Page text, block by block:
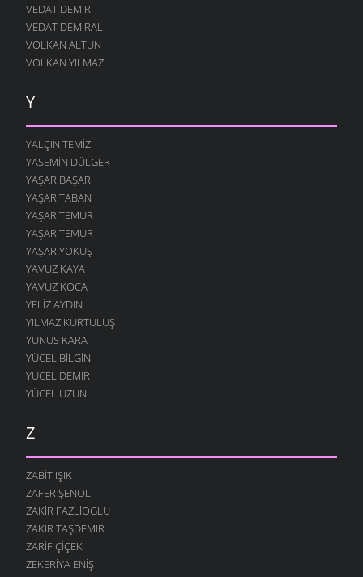
VEDAT DEMIR
VEDAT DEMIRAL
VOLKAN ALTUN
VOLKAN YILMAZ
Y
YALÇIN TEMIZ
YASEMIN DÜLGER
YAŞAR BAŞAR
YAŞAR TABAN
YAŞAR TEMUR
YAŞAR TEMUR
YAŞAR YOKUŞ
YAVUZ KAYA
YAVUZ KOCA
YELIZ AYDIN
YILMAZ KURTULUŞ
YUNUS KARA
YÜCEL BILGIN
YÜCEL DEMIR
YÜCEL UZUN
Z
ZABIT IŞIK
ZAFER ŞENOL
ZAKIR FAZLIOGLU
ZAKIR TAŞDEMIR
ZARIF ÇIÇEK
ZEKERIYA ENIŞ